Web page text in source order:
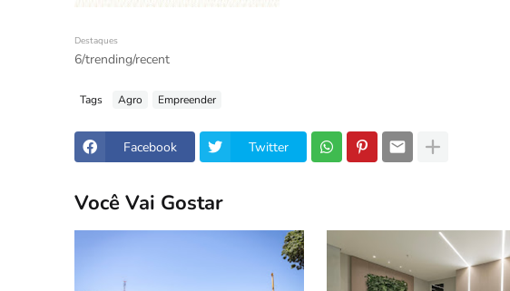
Destaques
6/trending/recent
Tags Agro Empreender
Facebook Twitter
Você Vai Gostar